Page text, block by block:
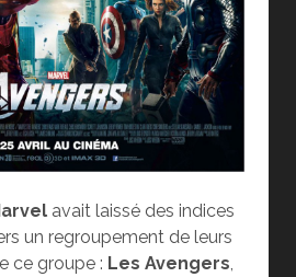
avait laissé des indices
un regroupement de leurs
ce groupe : Les Avengers